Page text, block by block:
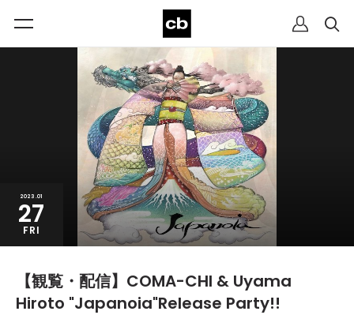
2023.01
27
FRI
【観覧・配信】COMA-CHI & Uyama
Hiroto "Japanoia"Release Party!!